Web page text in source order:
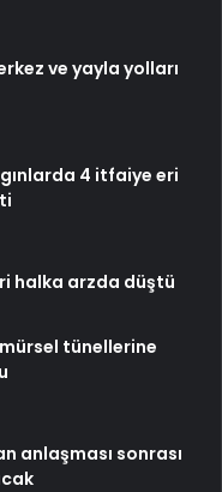
ve yayla yolları
4 itfaiye eri
halka arzda düştü
tünellerine
anlaşması sonrası